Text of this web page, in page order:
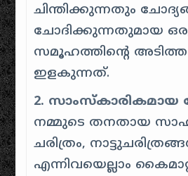
ചിന്തിക്കുന്നതും
ചോദിക്കുന്നതുമായ
സമൂഹത്തിന്റെ
ഇളകുന്നത്.
2.
നമ്മുടെ തനതായ
ചരിത്രം,
എന്നിവയെല്ലാം